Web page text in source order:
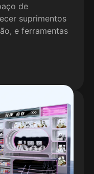
de
suprimentos
e ferramentas